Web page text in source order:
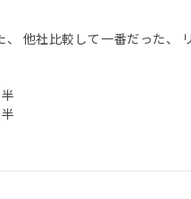
他社比較して一番だった、